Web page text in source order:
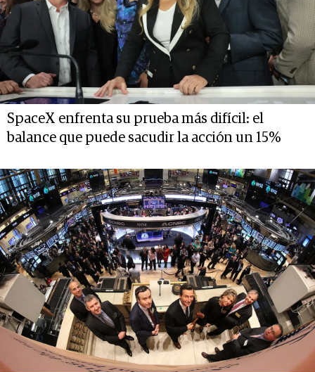
SpaceX enfrenta su prueba más difícil: el
balance que puede sacudir la acción un 15%